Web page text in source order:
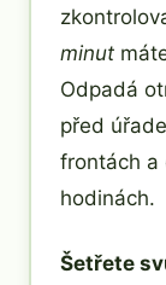
minut
Odpadá
před
frontách a
hodinách.
Šetřete